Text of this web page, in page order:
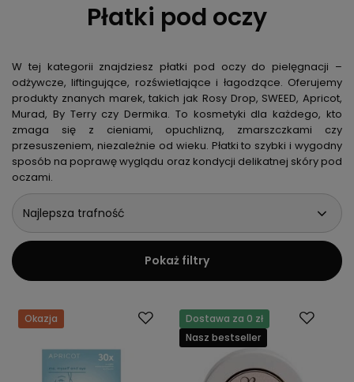
Płatki pod oczy
W tej kategorii znajdziesz płatki pod oczy do pielęgnacji –
odżywcze, liftingujące, rozświetlające i łagodzące. Oferujemy
produkty znanych marek, takich jak Rosy Drop, SWEED, Apricot,
Murad, By Terry czy Dermika. To kosmetyki dla każdego, kto
zmaga się z cieniami, opuchlizną, zmarszczkami czy
przesuszeniem, niezależnie od wieku. Płatki to szybki i wygodny
sposób na poprawę wyglądu oraz kondycji delikatnej skóry pod
oczami.
Najlepsza trafność
Pokaż filtry
Okazja
Dostawa za 0 zł
Nasz bestseller